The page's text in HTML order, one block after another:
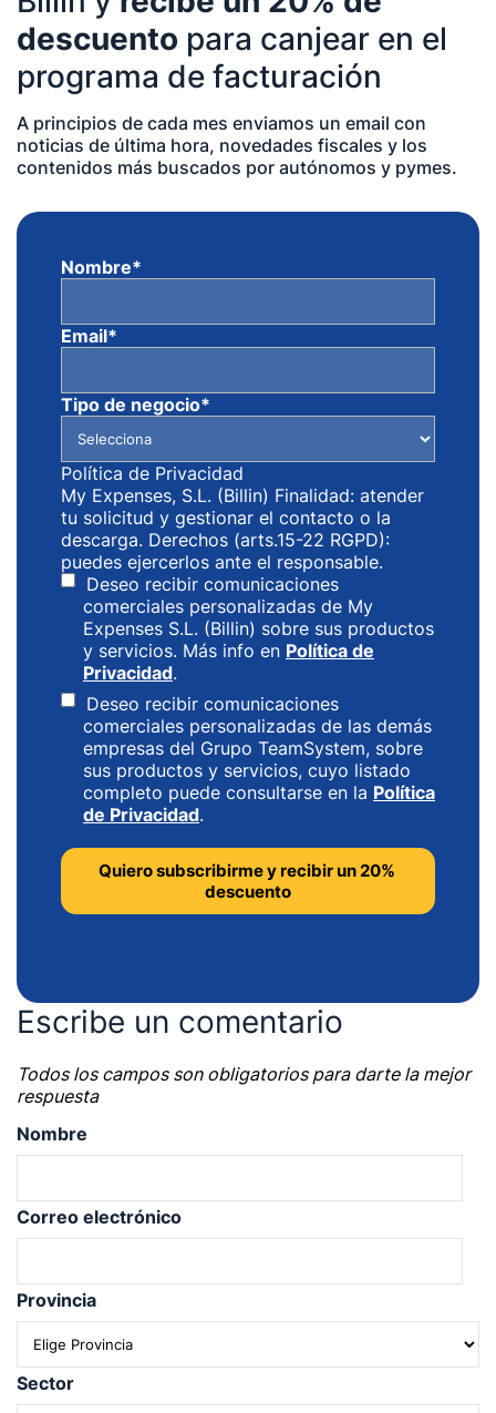
descuento para canjear en el
programa de facturación
A principios de cada mes enviamos un email con
noticias de última hora, novedades fiscales y los
contenidos más buscados por autónomos y pymes.
Nombre*
Email*
Tipo de negocio*
Política de Privacidad
My Expenses, S.L. (Billin) Finalidad: atender
tu solicitud y gestionar el contacto o la
descarga. Derechos (arts.15-22 RGPD):
puedes ejercerlos ante el responsable.
Deseo recibir comunicaciones
comerciales personalizadas de My
Expenses S.L. (Billin) sobre sus productos
y servicios. Más info en Política de
Privacidad.
Deseo recibir comunicaciones
comerciales personalizadas de las demás
empresas del Grupo TeamSystem, sobre
sus productos y servicios, cuyo listado
completo puede consultarse en la Política
de Privacidad.
Escribe un comentario
Todos los campos son obligatorios para darte la mejor
respuesta
Nombre
Correo electrónico
Provincia
Sector